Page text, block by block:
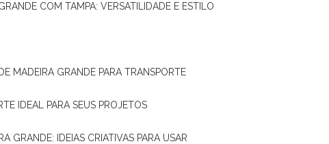
COM TAMPA: VERSATILIDADE E ESTILO
DE MADEIRA GRANDE PARA TRANSPORTE
IDEAL PARA SEUS PROJETOS
GRANDE: IDEIAS CRIATIVAS PARA USAR